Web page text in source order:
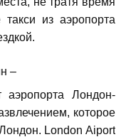
из аэропорта
–
Лондон-
которое
London Aiport